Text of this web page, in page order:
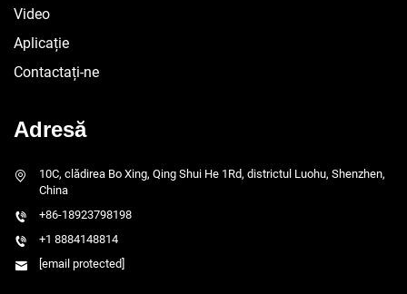
Video
Aplicație
Contactați-ne
Adresă
10C, clădirea Bo Xing, Qing Shui He 1Rd, districtul Luohu, Shenzhen,
China
+86-18923798198
+1 8884148814
[email protected]